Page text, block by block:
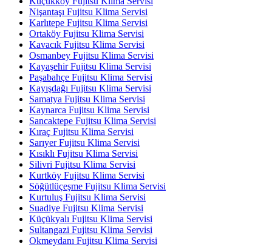
Nişantaşı Fujitsu Klima Servisi
Karlıtepe Fujitsu Klima Servisi
Ortaköy Fujitsu Klima Servisi
Kavacık Fujitsu Klima Servisi
Osmanbey Fujitsu Klima Servisi
Kayaşehir Fujitsu Klima Servisi
Paşabahçe Fujitsu Klima Servisi
Kayışdağı Fujitsu Klima Servisi
Samatya Fujitsu Klima Servisi
Kaynarca Fujitsu Klima Servisi
Sancaktepe Fujitsu Klima Servisi
Kıraç Fujitsu Klima Servisi
Sarıyer Fujitsu Klima Servisi
Kısıklı Fujitsu Klima Servisi
Silivri Fujitsu Klima Servisi
Kurtköy Fujitsu Klima Servisi
Söğütlüçeşme Fujitsu Klima Servisi
Kurtuluş Fujitsu Klima Servisi
Suadiye Fujitsu Klima Servisi
Küçükyalı Fujitsu Klima Servisi
Sultangazi Fujitsu Klima Servisi
Okmeydanı Fujitsu Klima Servisi